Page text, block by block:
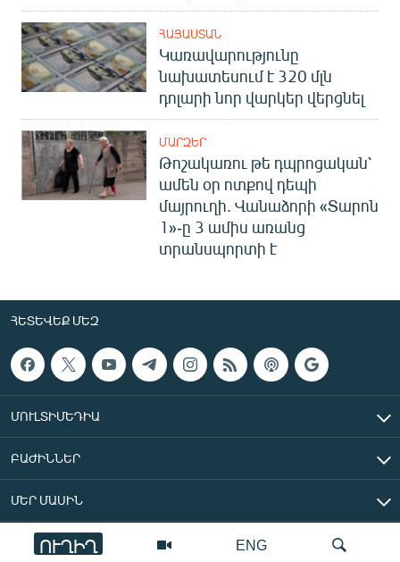
ENG
ՈՒՂԻՂ
ՀԱՅԱՍՏԱՆ
Կառավարությունը
նախատեսում է 320 մլն
դոլարի նոր վարկեր վերցնել
ՄԱՐԶԵՐ
Թոշակառու թե դպրոցական՝
ամեն օր ոտքով դեպի
մայրուղի. Վանաձորի «Տարոն
1»-ը 3 ամիս առանց
տրանսպորտի է
ՀԵՏԵՎԵՔ ՄԵԶ
ՄՈՒԼՏԻՄԵԴԻԱ
ԲԱԺԻՆՆԵՐ
ՄԵՐ ՄԱՍԻՆ
«Ազատ Եվրոպա/Ազատություն» ռադիոկայան © 2026